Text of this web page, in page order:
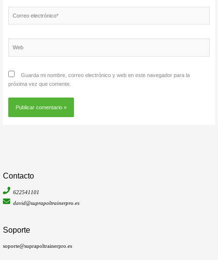
Contacto
622541101
david@suprapoltrainerpro.es
Soporte
soporte@suprapoltrainerpro.es
electrónico*
Guarda mi nombre, correo electrónico y web en este navegador para la
próxima vez que comente.